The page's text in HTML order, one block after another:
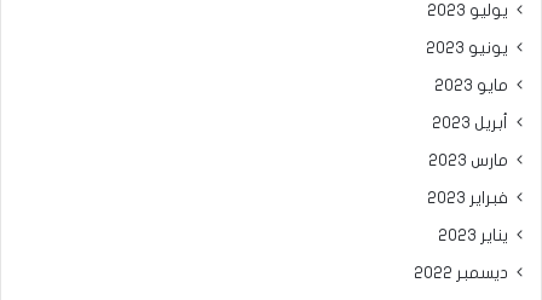
يوليو 2023
يونيو 2023
مايو 2023
أبريل 2023
مارس 2023
فبراير 2023
يناير 2023
ديسمبر 2022